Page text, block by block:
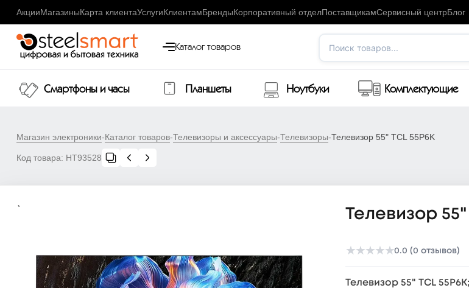
АкцииМагазиныКарта клиентаУслугиКлиентамБрендыКорпоративный отделПоставщикамСервисный центрБлог
Каталог товаров Поиск товаров...
Смартфоны и часы Планшеты Ноутбуки Комплектующие
Магазин электроники-Каталог товаров-Телевизоры и аксессуары-Телевизоры-Телевизор 55" TCL 55P6K
Код товара: НТ93528
Телевизор 55"
★★★★★0.0 (0 отзывов)
Телевизор 55" TCL